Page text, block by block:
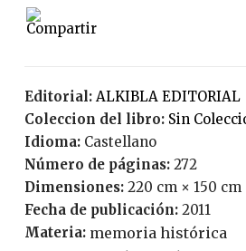
Editorial:
ALKIBLA EDITORIAL
Coleccion del libro:
Sin
Idioma:
Castellano
Número de páginas:
272
Dimensiones: 220 cm × 150 cm
Fecha de publicación:
2011
Materia: memoria histórica